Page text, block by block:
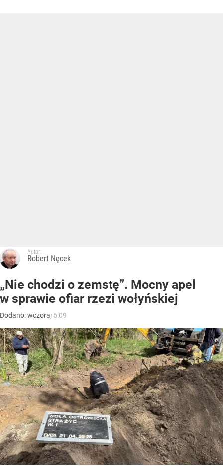
Autor:
Robert Nęcek
„Nie chodzi o zemstę”. Mocny apel
w sprawie ofiar rzezi wołyńskiej
Dodano:wczoraj 6:09